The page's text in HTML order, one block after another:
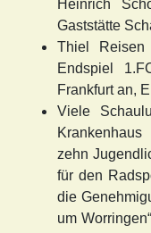
Heinrich
Gaststätte
Thiel
Endspiel
Frankfurt an,
Viele
zehn
für den
die
um